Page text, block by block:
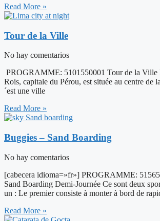
Read More »
Tour de la Ville
No hay comentarios
PROGRAMME: 5101550001 Tour de la Ville
Rois, capitale du Pérou, est située au centre de
´est une ville
Read More »
Buggies – Sand Boarding
No hay comentarios
[cabecera idioma=»fr»] PROGRAMME:
Sand Boarding Demi-Journée Ce sont deux
un : Le premier consiste à monter à bord de
Read More »